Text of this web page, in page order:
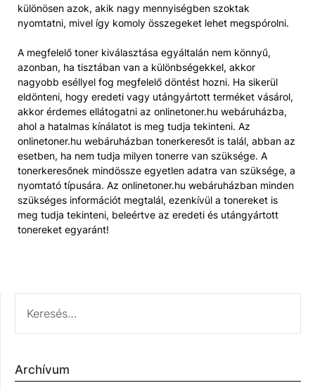
különösen azok, akik nagy mennyiségben szoktak
nyomtatni, mivel így komoly összegeket lehet megspórolni.
A megfelelő toner kiválasztása egyáltalán nem könnyű,
azonban, ha tisztában van a különbségekkel, akkor
nagyobb eséllyel fog megfelelő döntést hozni. Ha sikerül
eldönteni, hogy eredeti vagy utángyártott terméket vásárol,
akkor érdemes ellátogatni az onlinetoner.hu webáruházba,
ahol a hatalmas kínálatot is meg tudja tekinteni. Az
onlinetoner.hu webáruházban tonerkeresőt is talál, abban az
esetben, ha nem tudja milyen tonerre van szüksége. A
tonerkeresőnek mindössze egyetlen adatra van szüksége, a
nyomtató típusára. Az onlinetoner.hu webáruházban minden
szükséges információt megtalál, ezenkívül a tonereket is
meg tudja tekinteni, beleértve az eredeti és utángyártott
tonereket egyaránt!
Archívum